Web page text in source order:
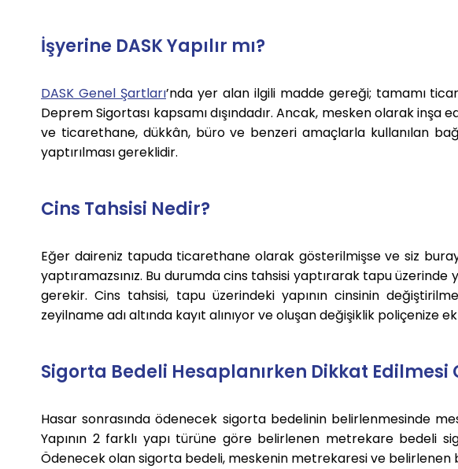
İşyerine DASK Yapılır mı?
DASK Genel Şartları’nda yer alan ilgili madde gereği; tamamı
Deprem Sigortası kapsamı dışındadır. Ancak, mesken olarak
ve ticarethane, dükkân, büro ve benzeri amaçlarla kullanılan
yaptırılması gereklidir.
Cins Tahsisi Nedir?
Eğer daireniz tapuda ticarethane olarak gösterilmişse ve siz
yaptıramazsınız. Bu durumda cins tahsisi yaptırarak tapu üzerinde
gerekir. Cins tahsisi, tapu üzerindeki yapının cinsinin
zeyilname adı altında kayıt alınıyor ve oluşan değişiklik poliçenize
Sigorta Bedeli Hesaplanırken Dikkat Edilmesi
Hasar sonrasında ödenecek sigorta bedelinin belirlenmesinde
Yapının 2 farklı yapı türüne göre belirlenen metrekare bedeli
Ödenecek olan sigorta bedeli, meskenin metrekaresi ve belirlenen